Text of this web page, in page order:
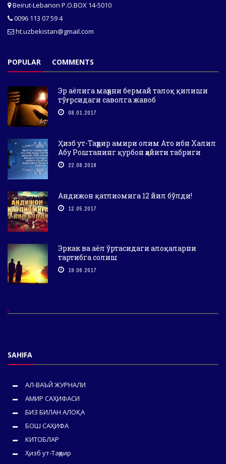
Beirut-Lebanon P.O.BOX 14-5010
0096 113 07 59 4
ht.uzbekistan@gmail.com
POPULAR COMMENTS
Эр аёлига маҳрни бермай талоқ қилиши
тўғрсидаги саволга жавоб
08.01.2017
Ҳизб ут-Таҳрир амири олим Ато ибн Халил
Абу Роштанинг қурбон ҳайити табриги
22.08.2018
Андижон қатлиомига 12 йил бўлди!
12.05.2017
Эркак ва аёл ўртасидаги алоқаларни
тартибга солиш
19.06.2017
SAHIFA
АЛ-ВАЪЙ ЖУРНАЛИ
АМИР САҲИФАСИ
БИЗ БИЛАН АЛОҚА
БОШ САҲИФА
КИТОБЛАР
Ҳизб ут-Таҳрир